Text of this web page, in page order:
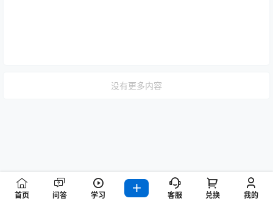
没有更多内容
首页 问答 学习 客服 兑换 我的